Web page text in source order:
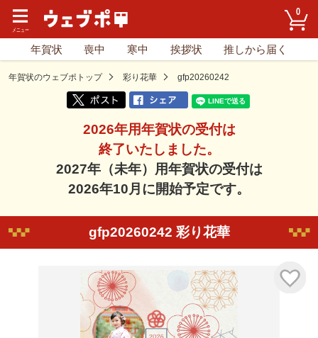
0
年賀状 喪中 寒中 挨拶状 推しから届く
年賀状のウェブポトップ 彩り花華 gfp20260242
2026年用年賀状の受付は
終了いたしました。
2027年（未年）用年賀状の受付は
2026年10月に開始予定です。
gfp20260242 彩り花華